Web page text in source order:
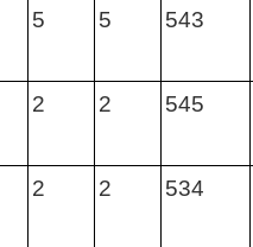
5 5 543
2 2 545
2 2 534